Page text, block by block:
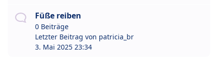
Füße reiben
0 Beiträge
Letzter Beitrag von patricia_br
3. Mai 2025 23:34